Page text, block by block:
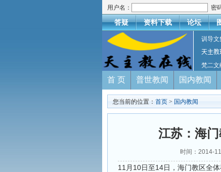
用户名： 密
答疑 资料下载 论坛
训导文
天主教
梵二文
首 页 普世教闻 国内教闻
您当前的位置： 首页 > 国内教闻
江苏：海
时间：2014-
11月10日至14日，海门教区全